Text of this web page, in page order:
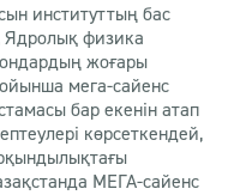
институттың бас
физика
жоғары
мега-сайенс
бар екенін атап
көрсеткендей,
МЕГА-сайенс